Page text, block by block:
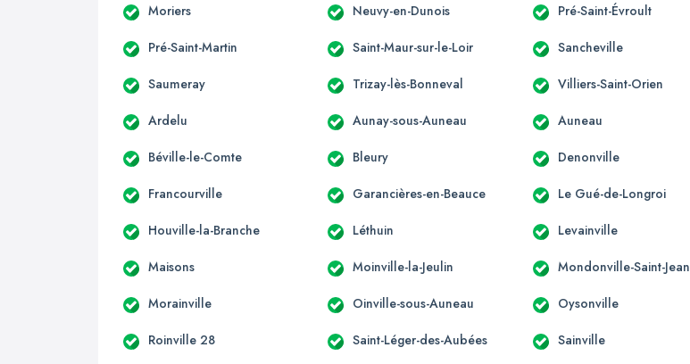
Moriers Neuvy-en-Dunois Pré-Saint-Évroult
Pré-Saint-Martin Saint-Maur-sur-le-Loir Sancheville
Saumeray Trizay-lès-Bonneval Villiers-Saint-Orien
Ardelu Aunay-sous-Auneau Auneau
Béville-le-Comte Bleury Denonville
Francourville Garancières-en-Beauce Le Gué-de-Longroi
Houville-la-Branche Léthuin Levainville
Maisons Moinville-la-Jeulin Mondonville-Saint-Jean
Morainville Oinville-sous-Auneau Oysonville
Roinville 28 Saint-Léger-des-Aubées Sainville